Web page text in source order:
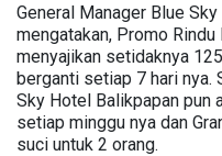
General Manager Blue
mengatakan, Promo Rindu
menyajikan setidaknya
berganti setiap 7 hari nya.
Sky Hotel Balikpapan pun
setiap minggu nya dan
suci untuk 2 orang.